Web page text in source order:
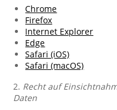
Chrome
Firefox
Internet Explorer
Edge
Safari (iOS)
Safari (macOS)
2. Recht auf
Daten